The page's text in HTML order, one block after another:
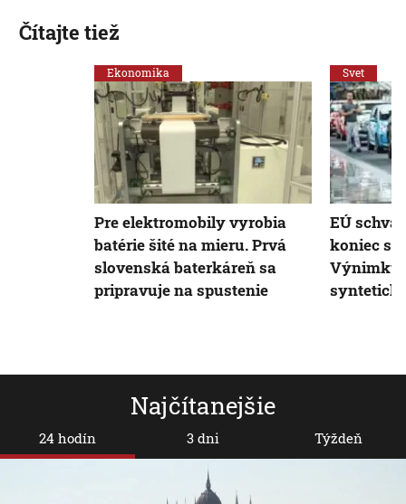
Najčítanejšie
24 hodín 3 dni Týždeň
Čítajte tiež
Ekonomika
Pre elektromobily vyrobia
batérie šité na mieru. Prvá
slovenská baterkáreň sa
pripravuje na spustenie
Svet
EÚ
koniec
Výnimku